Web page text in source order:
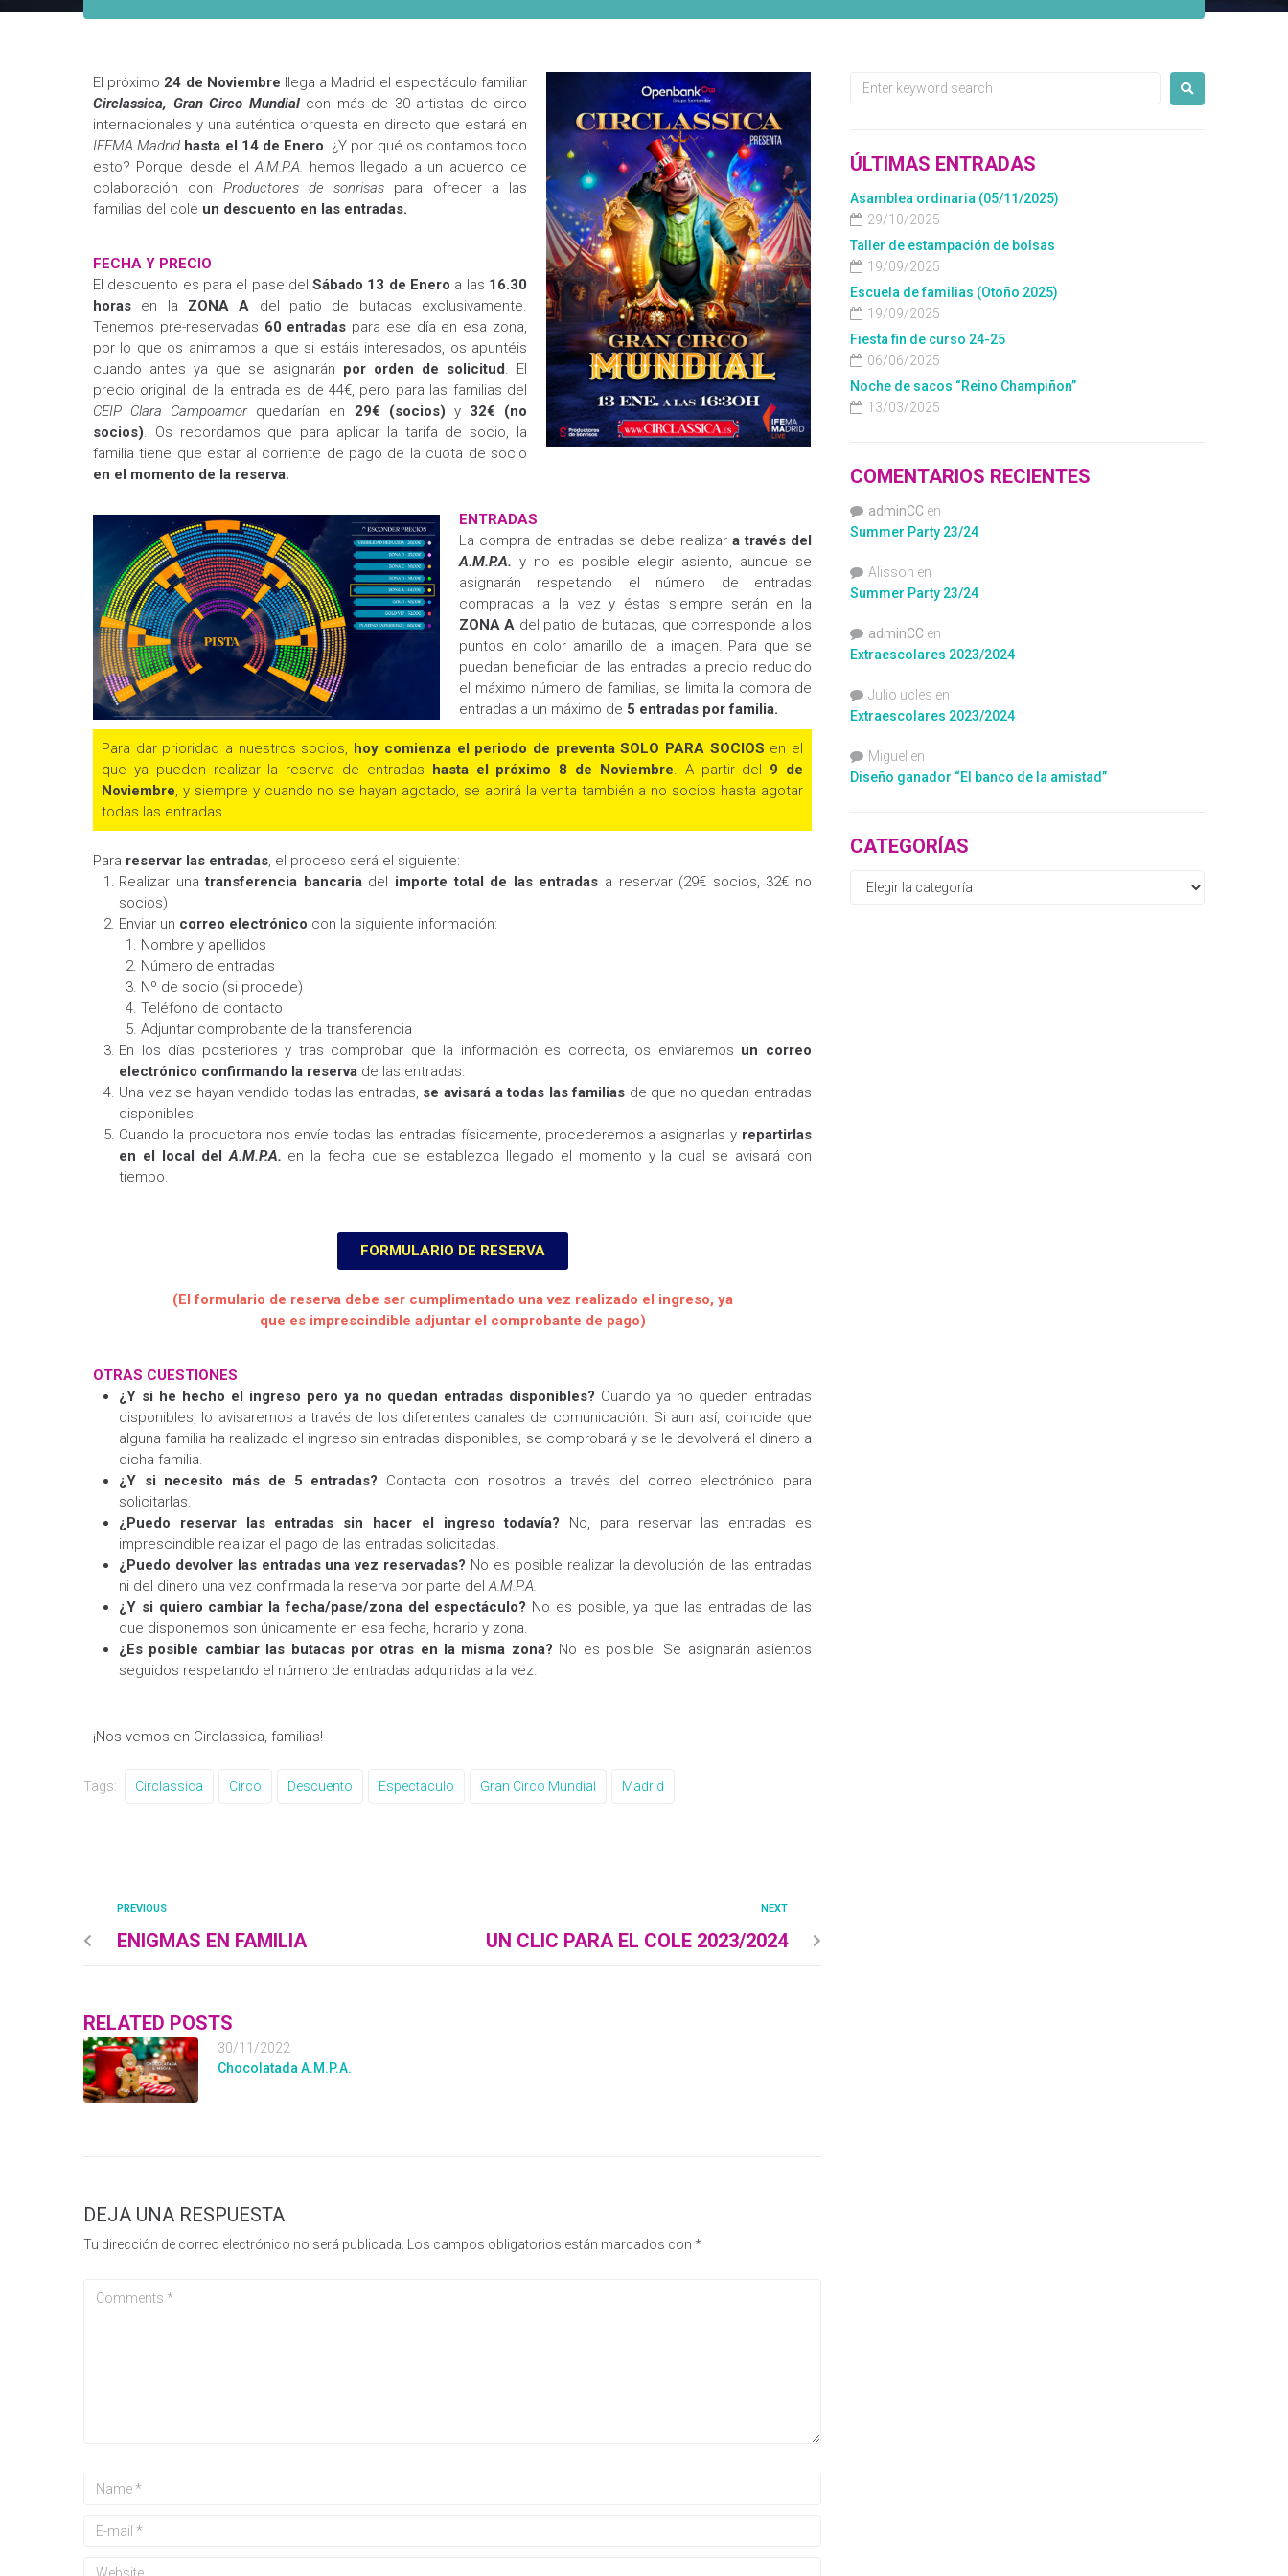
El próximo 24 de Noviembre llega a Madrid el espectáculo familiar
Circlassica, Gran Circo Mundialcon más de 30 artistas de circo
internacionales y una auténtica orquesta en directo que estará en
IFEMA Madrid hasta el 14 de Enero. ¿Y por qué os contamos todo
esto? Porque desde elA.M.P.A. hemos llegado a un acuerdo de
colaboración con Productores de sonrisas para ofrecer a las
familias del cole un descuento en las entradas.
FECHA Y PRECIO
El descuento es para el pase delSábado 13 de Enero a las 16.30
horas en la ZONA A del patio de butacas exclusivamente.
Tenemos pre-reservadas 60 entradas para ese día en esa zona,
por lo que os animamos a que si estáis interesados, os apuntéis
cuando antes ya que se asignarán por orden de solicitud. El
precio original de la entrada es de 44€, pero para las familias del
CEIP Clara Campoamorquedarían en 29€ (socios) y 32€ (no
socios). Os recordamos que para aplicar la tarifa de socio, la
familia tiene que estar al corriente de pago de la cuota de socio
en el momento de la reserva.
ENTRADAS
La compra de entradas se debe realizar a través del
A.M.P.A. y no es posible elegir asiento, aunque se
asignarán respetando el número de entradas
compradas a la vez y éstas siempre serán en la
ZONA A del patio de butacas, que corresponde a los
puntos en color amarillo de la imagen. Para que se
puedan beneficiar de las entradas a precio reducido
el máximo número de familias, se limita la compra de
entradas a un máximo de 5 entradas por familia.
Para dar prioridad a nuestros socios, hoy comienza el periodo de preventa SOLO PARA SOCIOS en el
que ya pueden realizar la reserva de entradas hasta el próximo 8 de Noviembre. A partir del 9 de
Noviembre, y siempre y cuando no se hayan agotado, se abrirá la venta también a no socios hasta agotar
todas las entradas.
Para reservar las entradas, el proceso será el siguiente:
Realizar unatransferencia bancariadel importe total de las entradas a reservar (29€ socios, 32€ no
socios)
Enviar un correo electrónico con la siguiente información:
Nombre y apellidos
Número de entradas
Nº de socio (si procede)
Teléfono de contacto
Adjuntar comprobante de la transferencia
En los días posteriores y tras comprobar que la información es correcta, os enviaremos un correo
electrónico confirmando la reserva de las entradas.
Una vez se hayan vendido todas las entradas, se avisará a todas las familias de que no quedan entradas
disponibles.
Cuando la productora nos envíe todas las entradas físicamente, procederemos a asignarlas y repartirlas
en el local delA.M.P.A. en la fecha que se establezca llegado el momento y la cual se avisará con
tiempo.
FORMULARIO DE RESERVA
(El formulario de reserva debe ser cumplimentado una vez realizado el ingreso, ya
que es imprescindible adjuntar el comprobante de pago)
OTRAS CUESTIONES
¿Y si he hecho el ingreso pero ya no quedan entradas disponibles? Cuando ya no queden entradas
disponibles, lo avisaremos a través de los diferentes canales de comunicación. Si aun así, coincide que
alguna familia ha realizado el ingreso sin entradas disponibles, se comprobará y se le devolverá el dinero a
dicha familia.
¿Y si necesito más de 5 entradas? Contacta con nosotros a través del correo electrónico para
solicitarlas.
¿Puedo reservar las entradas sin hacer el ingreso todavía? No, para reservar las entradas es
imprescindible realizar el pago de las entradas solicitadas.
¿Puedo devolver las entradas una vez reservadas? No es posible realizar la devolución de las entradas
ni del dinero una vez confirmada la reserva por parte delA.M.P.A.
¿Y si quiero cambiar la fecha/pase/zona del espectáculo? No es posible, ya que las entradas de las
que disponemos son únicamente en esa fecha, horario y zona.
¿Es posible cambiar las butacas por otras en la misma zona? No es posible. Se asignarán asientos
seguidos respetando el número de entradas adquiridas a la vez.
¡Nos vemos en Circlassica, familias!
Tags: Circlassica Circo Descuento Espectaculo Gran Circo Mundial Madrid
PREVIOUS
ENIGMAS EN FAMILIA
NEXT
UN CLIC PARA EL COLE 2023/2024
RELATED POSTS
30/11/2022
Chocolatada A.M.P.A.
DEJA UNA RESPUESTA
Tu dirección de correo electrónico no será publicada. Los campos obligatorios están marcados con *
ÚLTIMAS ENTRADAS
Asamblea ordinaria (05/11/2025)
29/10/2025
Taller de estampación de bolsas
19/09/2025
Escuela de familias (Otoño 2025)
19/09/2025
Fiesta fin de curso 24-25
06/06/2025
Noche de sacos “Reino Champiñon”
13/03/2025
COMENTARIOS RECIENTES
adminCC en
Summer Party 23/24
Alisson en
Summer Party 23/24
adminCC en
Extraescolares 2023/2024
Julio ucles en
Extraescolares 2023/2024
Miguel en
Diseño ganador “El banco de la amistad”
CATEGORÍAS